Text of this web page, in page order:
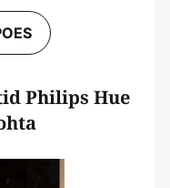
Philips Hue